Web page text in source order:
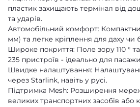
пластик захищають термінал від
та ударів.
Автомобільний комфорт:
мм) та легке кріплення для даху чи
Широке покриття: Поле зору 110 °
235 пристроїв - ідеально для
Швидке налаштування:
через Starlink, навіть у русі.
Підтримка Mesh: Розширення
великих транспортних засобів або